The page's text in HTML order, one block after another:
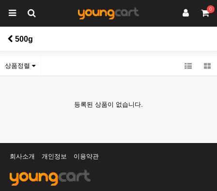
0
500g
상품정렬
등록된 상품이 없습니다.
회사소개 개인정보 이용약관